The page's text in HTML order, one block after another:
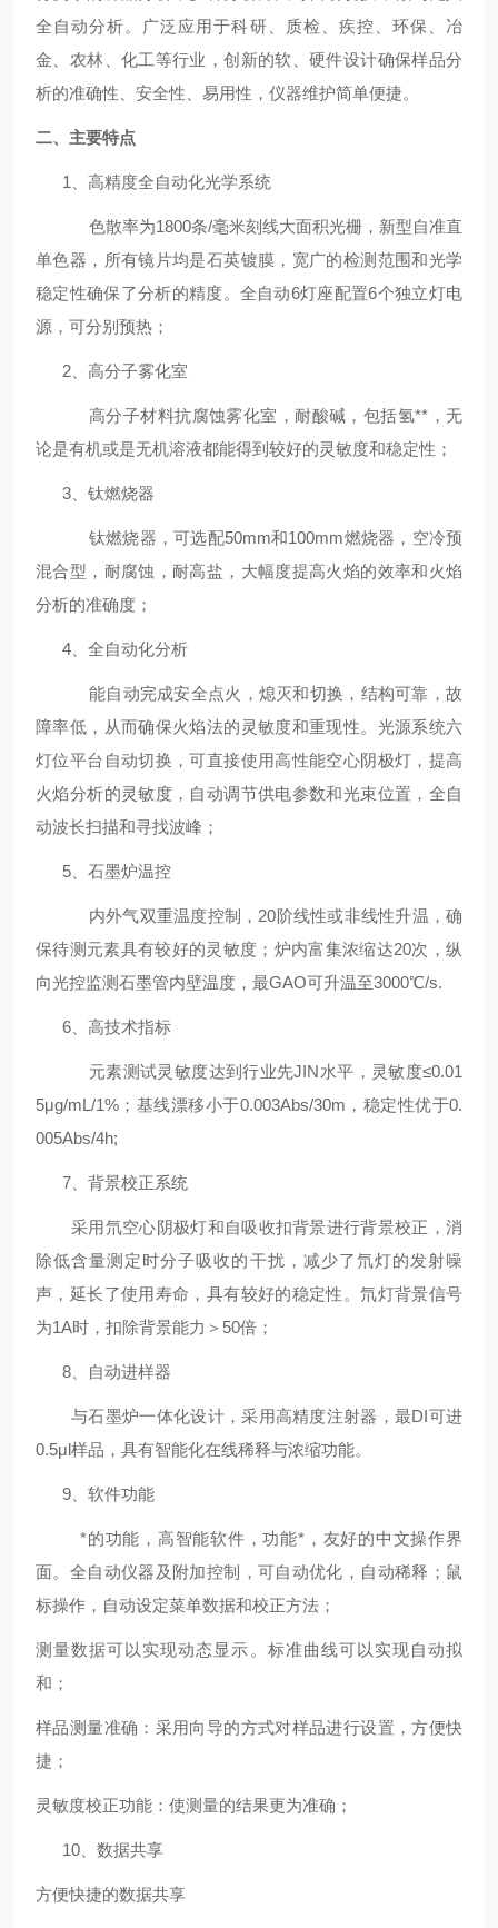
全自动分析。广泛应用于科研、质检、疾控、环保、冶
金、农林、化工等行业，创新的软、硬件设计确保样品分
析的准确性、安全性、易用性，仪器维护简单便捷。
二、主要特点
1、高精度全自动化光学系统
色散率为1800条/毫米刻线大面积光栅，新型自准直
单色器，所有镜片均是石英镀膜，宽广的检测范围和光学
稳定性确保了分析的精度。全自动6灯座配置6个独立灯电
源，可分别预热；
2、高分子雾化室
高分子材料抗腐蚀雾化室，耐酸碱，包括氢**，无
论是有机或是无机溶液都能得到较好的灵敏度和稳定性；
3、钛燃烧器
钛燃烧器，可选配50mm和100mm燃烧器，空冷预
混合型，耐腐蚀，耐高盐，大幅度提高火焰的效率和火焰
分析的准确度；
4、全自动化分析
能自动完成安全点火，熄灭和切换，结构可靠，故
障率低，从而确保火焰法的灵敏度和重现性。光源系统六
灯位平台自动切换，可直接使用高性能空心阴极灯，提高
火焰分析的灵敏度，自动调节供电参数和光束位置，全自
动波长扫描和寻找波峰；
5、石墨炉温控
内外气双重温度控制， 20阶线性或非线性升温，确
保待测元素具有较好的灵敏度；炉内富集浓缩达20次，纵
向光控监测石墨管内壁温度，最GAO可升温至3000℃/s.
6、高技术指标
元素测试灵敏度达到行业先JIN水平，灵敏度≤0.01
5μg/mL/1%；基线漂移小于0.003Abs/30m，稳定性优于0.
005Abs/4h;
7、背景校正系统
采用氘空心阴极灯和自吸收扣背景进行背景校正，消
除低含量测定时分子吸收的干扰，减少了氘灯的发射噪
声，延长了使用寿命，具有较好的稳定性。氘灯背景信号
为1A时，扣除背景能力＞50倍；
8、自动进样器
与石墨炉一体化设计，采用高精度注射器，最DI可进
0.5μl样品，具有智能化在线稀释与浓缩功能。
9、软件功能
*的功能，高智能软件，功能*，友好的中文操作界
面。全自动仪器及附加控制，可自动优化，自动稀释；鼠
标操作，自动设定菜单数据和校正方法；
测量数据可以实现动态显示。标准曲线可以实现自动拟
和；
样品测量准确：采用向导的方式对样品进行设置，方便快
捷；
灵敏度校正功能：使测量的结果更为准确；
10、数据共享
方便快捷的数据共享